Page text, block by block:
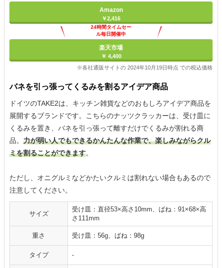
Amazon
￥2,416
24時間タイムセー
ル毎日開催中
楽天市場
￥ 4,400
※各社通販サイトの 2024年10月19日時点 での税込価格
バネを引っ張ってくるみを割るアイデア商品
ドイツのTAKE2は、キッチン雑貨などのおもしろアイデア商品を
展開するブランドです。こちらのナッツクラッカーは、受け皿に
くるみを置き、バネを引っ張って離すだけでくるみが割れる商
品。 力が弱い人でもできるかんたんな作業で、楽しみながらクル
ミを割ることができます。
ただし、オニグルミなどかたいクルミは割れない場合もあるので
注意してください。
サイズ
受け皿：直径53×高さ10mm、ばね：91×68×高
さ111mm
重さ 受け皿：56g、ばね：98g
タイプ -